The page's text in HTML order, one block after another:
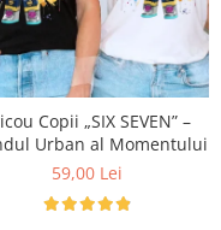
Copii „SIX SEVEN” –
Urban al Momentului
59,00 Lei